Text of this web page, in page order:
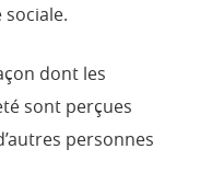
dont les
sont perçues
personnes